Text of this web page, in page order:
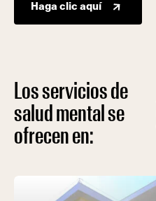
Haga clic aquí
Los servicios de
salud mental se
ofrecen en: